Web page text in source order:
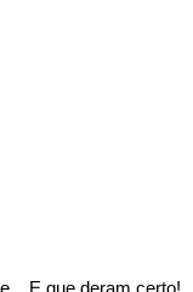
E que deram certo!